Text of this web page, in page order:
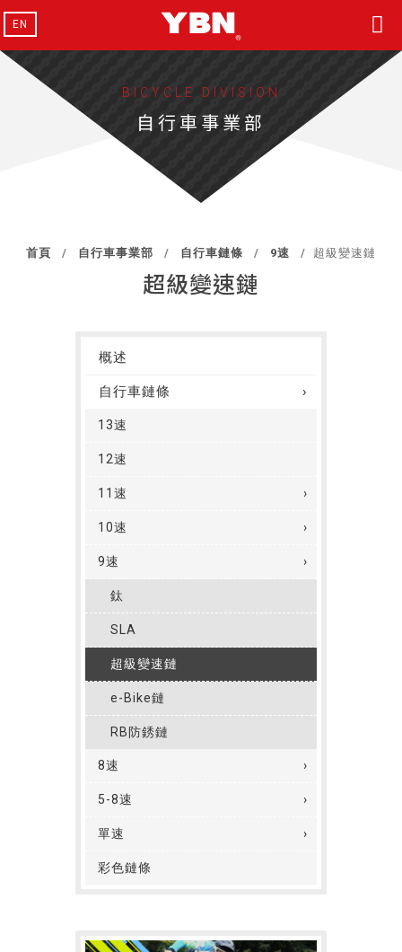
EN
BICYCLE DIVISION
自行車事業部
首頁 自行車事業部 自行車鏈條 9速 超級變速鏈
超級變速鏈
概述
自行車鏈條
13速
12速
11速
10速
9速
鈦
SLA
超級變速鏈
e-Bike鏈
RB防銹鏈
8速
5-8速
單速
彩色鏈條